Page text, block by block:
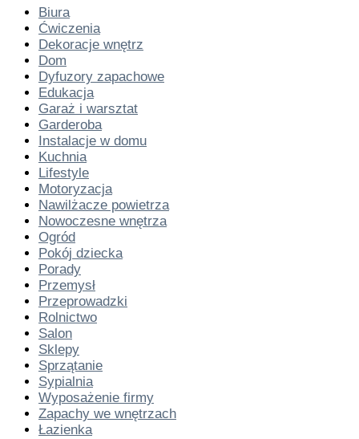
Biura
Ćwiczenia
Dekoracje wnętrz
Dom
Dyfuzory zapachowe
Edukacja
Garaż i warsztat
Garderoba
Instalacje w domu
Kuchnia
Lifestyle
Motoryzacja
Nawilżacze powietrza
Nowoczesne wnętrza
Ogród
Pokój dziecka
Porady
Przemysł
Przeprowadzki
Rolnictwo
Salon
Sklepy
Sprzątanie
Sypialnia
Wyposażenie firmy
Zapachy we wnętrzach
Łazienka